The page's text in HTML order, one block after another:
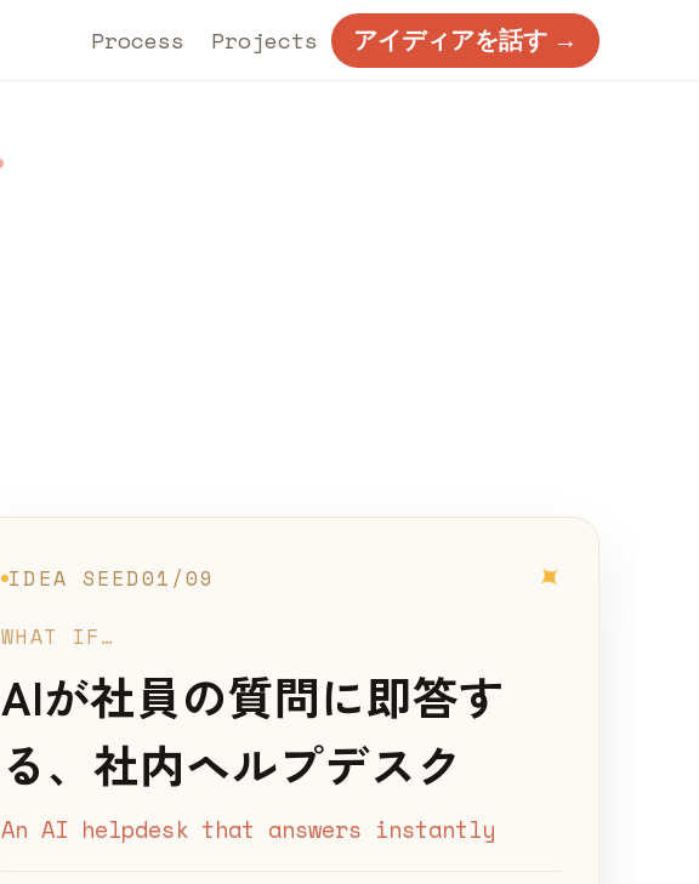
Process Projects アイディアを話す →
IDEA SEED01 /09 ✦
WHAT IF…
AIが社員の質問に即答す
る、社内ヘルプデスク
An AI helpdesk that answers instantly